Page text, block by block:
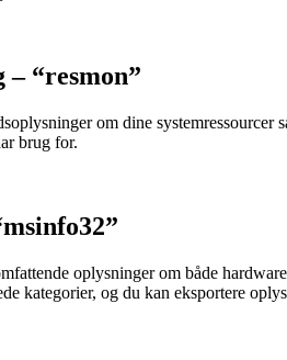
– “resmon”
om dine
brug for.
oplysninger om både
kategorier, og du kan eksportere